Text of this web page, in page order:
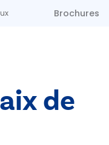
Brochures
de